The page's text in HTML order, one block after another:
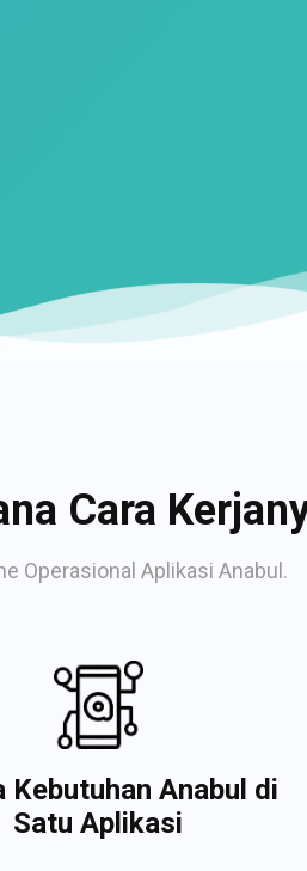
Cara
Operasional Aplikasi Anabul.
Kebutuhan Anabul di
Satu Aplikasi